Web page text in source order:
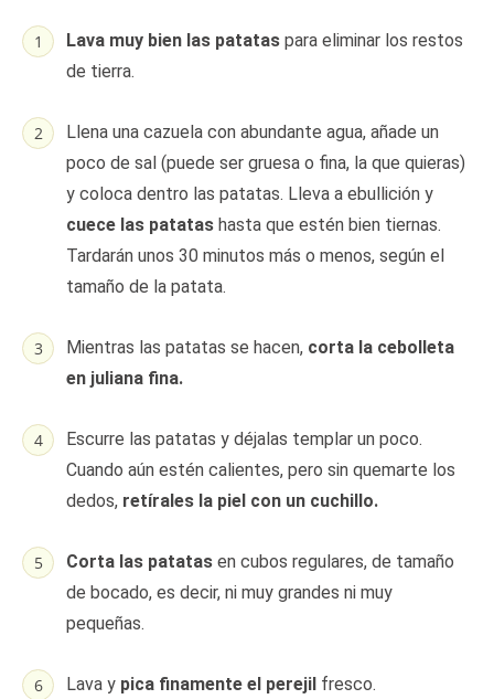
Lava muy bien las patatas para eliminar los restos
de tierra.
Llena una cazuela con abundante agua, añade un
poco de sal (puede ser gruesa o fina, la que quieras)
y coloca dentro las patatas. Lleva a ebullición y
cuece las patatas hasta que estén bien tiernas.
Tardarán unos 30 minutos más o menos, según el
tamaño de la patata.
Mientras las patatas se hacen, corta la cebolleta
en juliana fina.
Escurre las patatas y déjalas templar un poco.
Cuando aún estén calientes, pero sin quemarte los
dedos, retírales la piel con un cuchillo.
Corta las patatas en cubos regulares, de tamaño
de bocado, es decir, ni muy grandes ni muy
pequeñas.
Lava y pica finamente el perejil fresco.